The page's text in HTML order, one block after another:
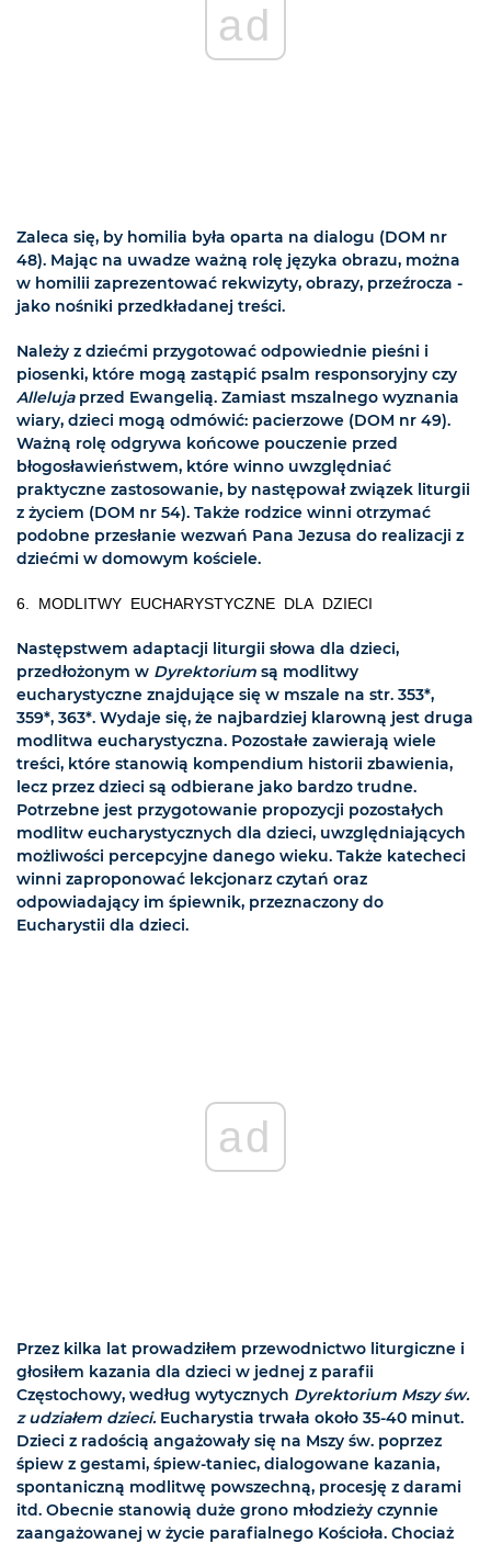
ad
Zaleca się, by homilia była oparta na dialogu (DOM nr
48). Mając na uwadze ważną rolę języka obrazu, można
w homilii zaprezentować rekwizyty, obrazy, przeźrocza -
jako nośniki przedkładanej treści.
Należy z dziećmi przygotować odpowiednie pieśni i
piosenki, które mogą zastąpić psalm responsoryjny czy
Allelujaprzed Ewangelią. Zamiast mszalnego wyznania
wiary, dzieci mogą odmówić: pacierzowe (DOM nr 49).
Ważną rolę odgrywa końcowe pouczenie przed
błogosławieństwem, które winno uwzględniać
praktyczne zastosowanie, by następował związek liturgii
z życiem (DOM nr 54). Także rodzice winni otrzymać
podobne przesłanie wezwań Pana Jezusa do realizacji z
dziećmi w domowym kościele.
6. MODLITWY EUCHARYSTYCZNE DLA DZIECI
Następstwem adaptacji liturgii słowa dla dzieci,
przedłożonym w Dyrektorium są modlitwy
eucharystyczne znajdujące się w mszale na str. 353*,
359*, 363*. Wydaje się, że najbardziej klarowną jest druga
modlitwa eucharystyczna. Pozostałe zawierają wiele
treści, które stanowią kompendium historii zbawienia,
lecz przez dzieci są odbierane jako bardzo trudne.
Potrzebne jest przygotowanie propozycji pozostałych
modlitw eucharystycznych dla dzieci, uwzględniających
możliwości percepcyjne danego wieku. Także katecheci
winni zaproponować lekcjonarz czytań oraz
odpowiadający im śpiewnik, przeznaczony do
Eucharystii dla dzieci.
ad
Przez kilka lat prowadziłem przewodnictwo liturgiczne i
głosiłem kazania dla dzieci w jednej z parafii
Częstochowy, według wytycznych Dyrektorium Mszy św.
z udziałem dzieci.Eucharystia trwała około 35-40 minut.
Dzieci z radością angażowały się na Mszy św. poprzez
śpiew z gestami, śpiew-taniec, dialogowane kazania,
spontaniczną modlitwę powszechną, procesję z darami
itd. Obecnie stanowią duże grono młodzieży czynnie
zaangażowanej w życie parafialnego Kościoła. Chociaż